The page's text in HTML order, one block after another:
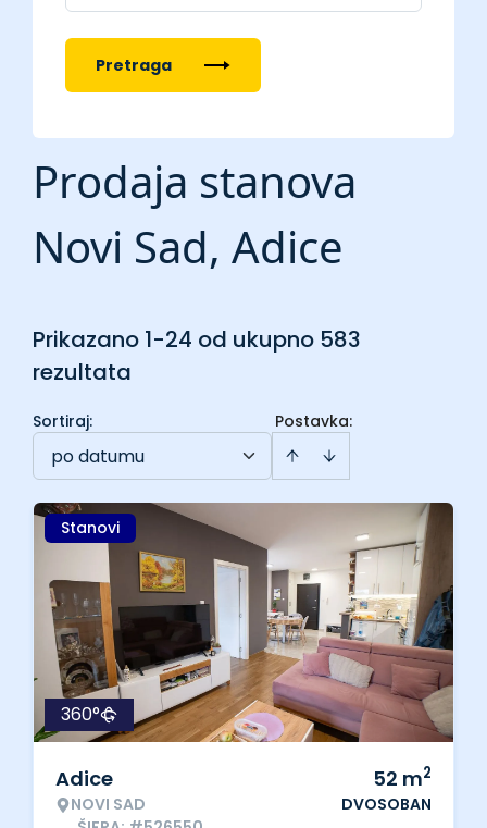
Pretraga
Prodaja stanova
Novi Sad, Adice
Prikazano 1-24 od ukupno 583
rezultata
Postavka:
Sortiraj:
po datumu
Stanovi
360°
Adice
NOVI SAD
52 m2
DVOSOBAN